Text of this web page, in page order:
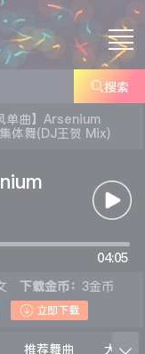
搜索
单曲】Arsenium
舞(DJ王贺 Mix)
04:05
下载金币： 3金币
 立即下载
推荐舞曲 大家在